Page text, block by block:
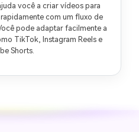
você a criar vídeos para
com um fluxo de
pode adaptar facilmente a
TikTok, Instagram Reels e
Shorts.